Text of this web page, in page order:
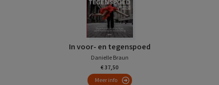
In voor- en tegenspoed
Danielle Braun
€ 37,50
Meer info